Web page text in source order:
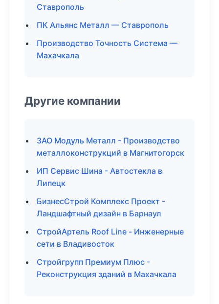
Ставрополь
ПК Альянс Металл — Ставрополь
Производство Точность Система —
Махачкала
Другие компании
ЗАО Модуль Металл - Производство
металлоконструкций в Магнитогорск
ИП Сервис Шина - Автостекла в
Липецк
БизнесСтрой Комплекс Проект -
Ландшафтный дизайн в Барнаул
СтройАртель Roof Line - Инженерные
сети в Владивосток
Стройгрупп Премиум Плюс -
Реконструкция зданий в Махачкала